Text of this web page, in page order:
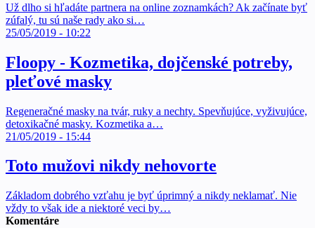
Už dlho si hľadáte partnera na online zoznamkách? Ak začínate byť
zúfalý, tu sú naše rady ako si…
25/05/2019 - 10:22
Floopy - Kozmetika, dojčenské potreby,
pleťové masky
Regeneračné masky na tvár, ruky a nechty. Spevňujúce, vyživujúce,
detoxikačné masky. Kozmetika a…
21/05/2019 - 15:44
Toto mužovi nikdy nehovorte
Základom dobrého vzťahu je byť úprimný a nikdy neklamať. Nie
vždy to však ide a niektoré veci by…
Komentáre